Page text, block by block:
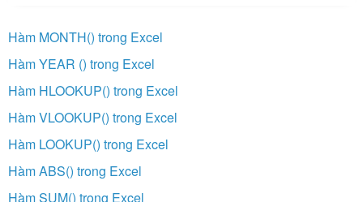
Hàm MONTH() trong Excel
Hàm YEAR () trong Excel
Hàm HLOOKUP() trong Excel
Hàm VLOOKUP() trong Excel
Hàm LOOKUP() trong Excel
Hàm ABS() trong Excel
Hàm SUM() trong Excel